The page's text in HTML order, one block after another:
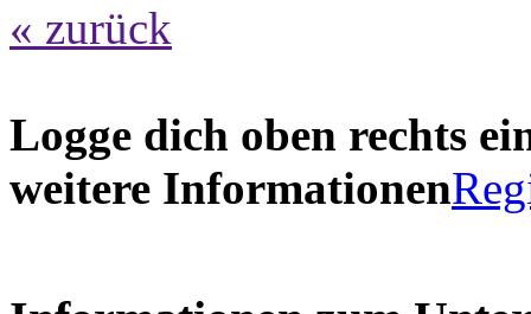
« zurück
Logge dich oben rechts
weitere Informationen